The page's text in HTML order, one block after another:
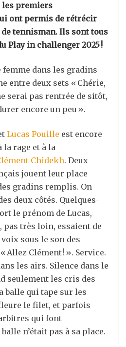
les premiers
ont permis de rétrécir
tennisman. Ils sont tous
Play in challenger 2025 !
dans les gradins
entre deux sets « Chérie,
serai pas rentrée de sitôt,
encore un peu ».
Lucas Pouille est encore
la rage et à la
Chidekh. Deux
jouent leur place
gradins remplis. On
deux côtés. Quelques-
le prénom de Lucas,
pas très loin, essaient de
sous le son des
Allez Clément ! ». Service.
les airs. Silence dans le
seulement les cris des
balle qui tape sur les
le filet, et parfois
qui font
n’était pas à sa place.